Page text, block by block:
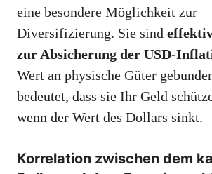
eine besondere Möglichkeit zur
Diversifizierung. Sie sind
zur Absicherung der USD-
Wert an physische Güter
bedeutet, dass sie Ihr Geld
wenn der Wert des Dollars sinkt.
Korrelation zwischen dem